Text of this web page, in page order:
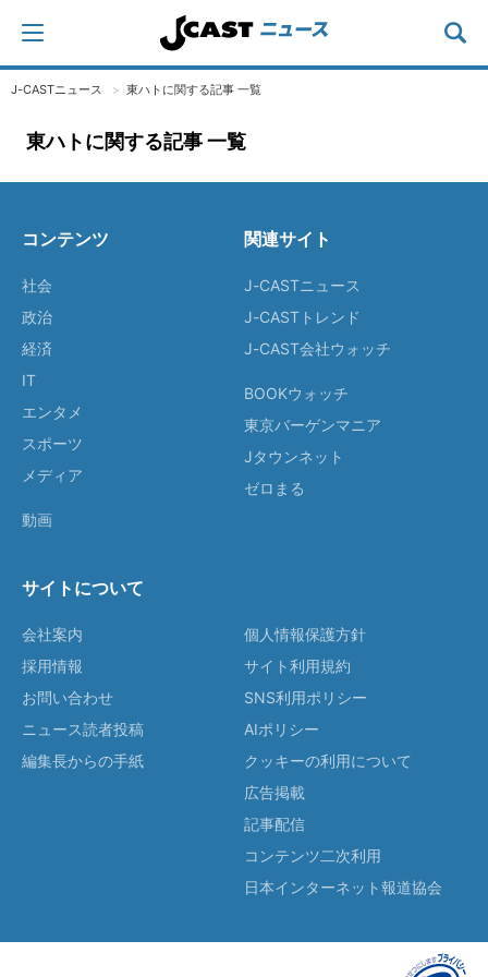
J-CASTニュース 東ハトに関する記事 一覧
東ハトに関する記事 一覧
コンテンツ
社会
政治
経済
IT
エンタメ
スポーツ
メディア
動画
関連サイト
J-CASTニュース
J-CASTトレンド
J-CAST会社ウォッチ
BOOKウォッチ
東京バーゲンマニア
Jタウンネット
ゼロまる
サイトについて
会社案内
採用情報
お問い合わせ
ニュース読者投稿
編集長からの手紙
個人情報保護方針
サイト利用規約
SNS利用ポリシー
AIポリシー
クッキーの利用について
広告掲載
記事配信
コンテンツ二次利用
日本インターネット報道協会